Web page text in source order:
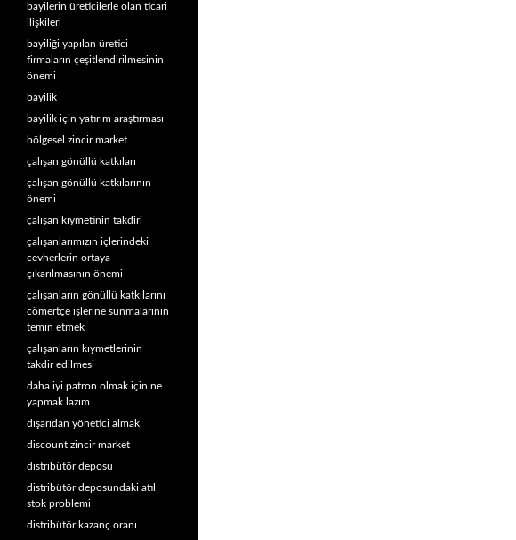
bayilerin üreticilerle olan ticari
ilişkileri
bayiliği yapılan üretici
firmaların çeşitlendirilmesinin
önemi
bayilik
bayilik için yatırım araştırması
bölgesel zincir market
çalışan gönüllü katkıları
çalışan gönüllü katkılarının
önemi
çalışan kıymetinin takdiri
çalışanlarımızın içlerindeki
cevherlerin ortaya
çıkarılmasının önemi
çalışanların gönüllü katkılarını
cömertçe işlerine sunmalarının
temin etmek
çalışanların kıymetlerinin
takdir edilmesi
daha iyi patron olmak için ne
yapmak lazım
dışarıdan yönetici almak
discount zincir market
distribütör deposu
distribütör deposundaki atıl
stok problemi
distribütör kazanç oranı